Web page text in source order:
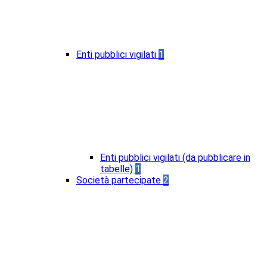
Enti pubblici vigilati 1
Enti pubblici vigilati (da pubblicare in
tabelle) 1
Società partecipate 2